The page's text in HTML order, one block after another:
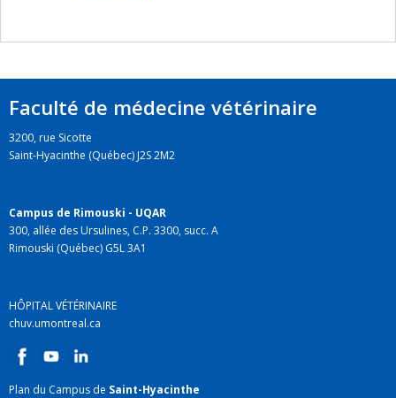
Faculté de médecine vétérinaire
3200, rue Sicotte
Saint-Hyacinthe (Québec) J2S 2M2
Campus de Rimouski - UQAR
300, allée des Ursulines, C.P. 3300, succ. A
Rimouski (Québec) G5L 3A1
HÔPITAL VÉTÉRINAIRE
chuv.umontreal.ca
Plan du Campus de Saint-Hyacinthe